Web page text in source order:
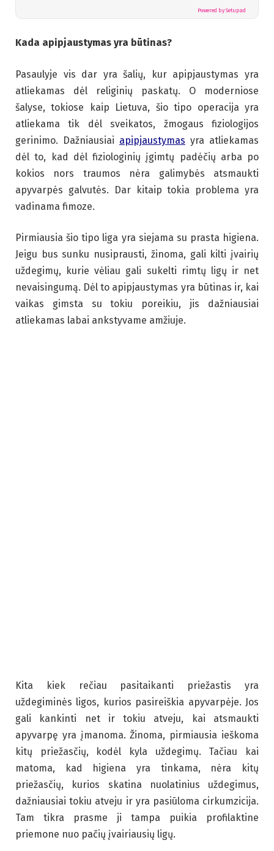
Powered by Setupad
Kada apipjaustymas yra būtinas?
Pasaulyje vis dar yra šalių, kur apipjaustymas yra
atliekamas dėl religinių paskatų. O moderniose
šalyse, tokiose kaip Lietuva, šio tipo operacija yra
atliekama tik dėl sveikatos, žmogaus fiziologijos
gerinimo. Dažniausiai apipjaustymas yra atliekamas
dėl to, kad dėl fiziologinių įgimtų padėčių arba po
kokios nors traumos nėra galimybės atsmaukti
apyvarpės galvutės. Dar kitaip tokia problema yra
vadinama fimoze.
Pirmiausia šio tipo liga yra siejama su prasta higiena.
Jeigu bus sunku nusiprausti, žinoma, gali kilti įvairių
uždegimų, kurie vėliau gali sukelti rimtų ligų ir net
nevaisingumą. Dėl to apipjaustymas yra būtinas ir, kai
vaikas gimsta su tokiu poreikiu, jis dažniausiai
atliekamas labai ankstyvame amžiuje.
Kita kiek rečiau pasitaikanti priežastis yra
uždegiminės ligos, kurios pasireiškia apyvarpėje. Jos
gali kankinti net ir tokiu atveju, kai atsmaukti
apyvarpę yra įmanoma. Žinoma, pirmiausia ieškoma
kitų priežasčių, kodėl kyla uždegimų. Tačiau kai
matoma, kad higiena yra tinkama, nėra kitų
priežasčių, kurios skatina nuolatinius uždegimus,
dažniausiai tokiu atveju ir yra pasiūloma cirkumzicija.
Tam tikra prasme ji tampa puikia profilaktine
priemone nuo pačių įvairiausių ligų.